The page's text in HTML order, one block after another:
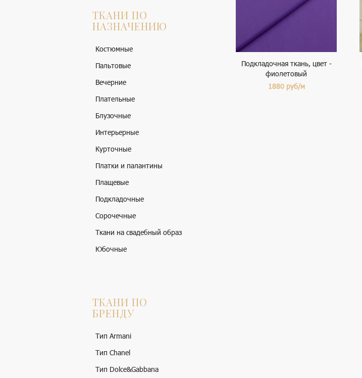
ТКАНИ ПО
НАЗНАЧЕНИЮ
Костюмные
Пальтовые
Вечерние
Плательные
Блузочные
Интерьерные
Курточные
Платки и палантины
Плащевые
Подкладочные
Сорочечные
Ткани на свадебный образ
Юбочные
ТКАНИ ПО
БРЕНДУ
Тип Armani
Тип Chanel
Тип Dolce&Gabbana
Подкладочная ткань, цвет -
фиолетовый
1880 руб/м